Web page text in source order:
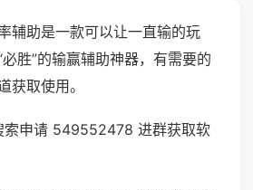
辅助是一款可以让一直输的玩
胜”的输赢辅助神器，有需要的
获取使用。
索申请 549552478 进群获取软